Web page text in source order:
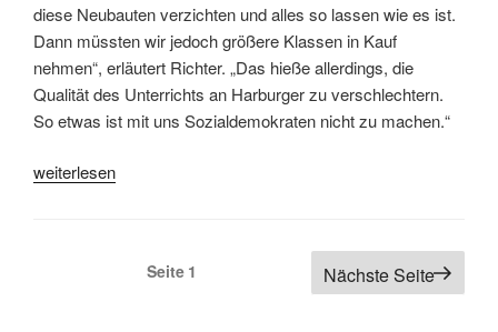
diese Neubauten verzichten und alles so lassen wie es ist.
Dann müssten wir jedoch größere Klassen in Kauf
nehmen“, erläutert Richter. „Das hieße allerdings, die
Qualität des Unterrichts an Harburger zu verschlechtern.
So etwas ist mit uns Sozialdemokraten nicht zu machen.“
„Gemeinsam
weiterlesen
Seitennummerierung
Seite 1 Nächste Seite